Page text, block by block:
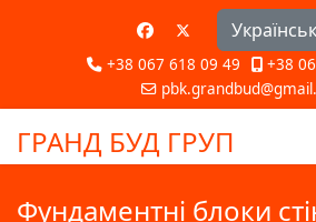
Оберіть
+38 067 618 09 49
+38
ГРАНД БУД ГРУП
Фундаментні блоки